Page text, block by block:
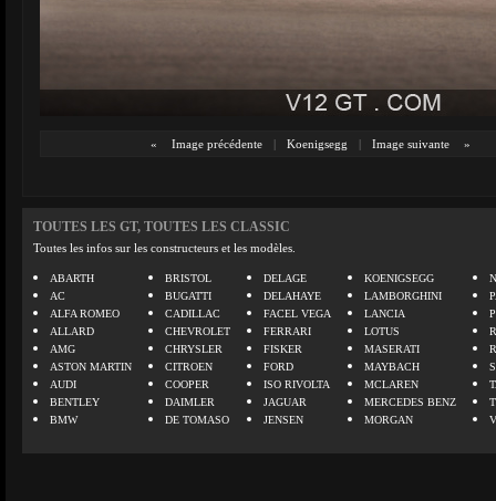
« Image précédente | Koenigsegg | Image suivante »
TOUTES LES GT, TOUTES LES CLASSIC
Toutes les infos sur les constructeurs et les modèles.
ABARTH
AC
ALFA ROMEO
ALLARD
AMG
ASTON MARTIN
AUDI
BENTLEY
BMW
BRISTOL
BUGATTI
CADILLAC
CHEVROLET
CHRYSLER
CITROEN
COOPER
DAIMLER
DE TOMASO
DELAGE
DELAHAYE
FACEL VEGA
FERRARI
FISKER
FORD
ISO RIVOLTA
JAGUAR
JENSEN
KOENIGSEGG
LAMBORGHINI
LANCIA
LOTUS
MASERATI
MAYBACH
MCLAREN
MERCEDES BENZ
MORGAN